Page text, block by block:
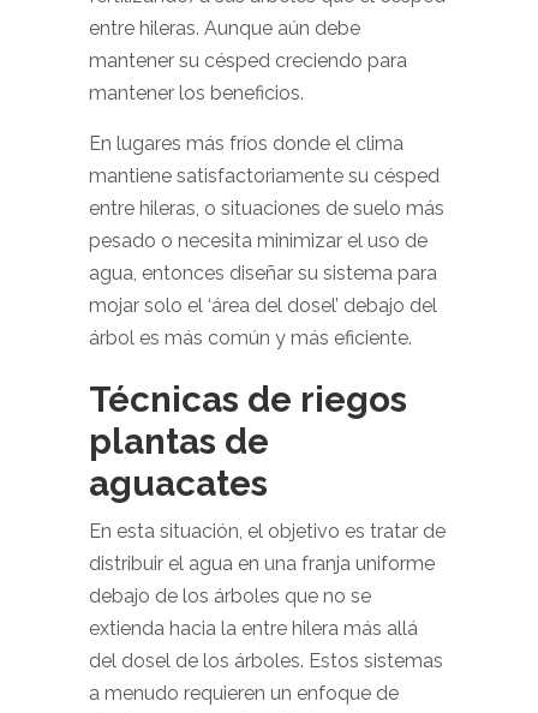
entre hileras. Aunque aún debe
mantener su césped creciendo para
mantener los beneficios.
En lugares más fríos donde el clima
mantiene satisfactoriamente su césped
entre hileras, o situaciones de suelo más
pesado o necesita minimizar el uso de
agua, entonces diseñar su sistema para
mojar solo el ‘área del dosel’ debajo del
árbol es más común y más eficiente.
Técnicas de riegos
plantas de
aguacates
En esta situación, el objetivo es tratar de
distribuir el agua en una franja uniforme
debajo de los árboles que no se
extienda hacia la entre hilera más allá
del dosel de los árboles. Estos sistemas
a menudo requieren un enfoque de